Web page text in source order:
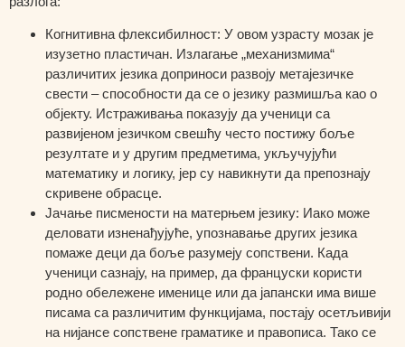
Когнитивна флексибилност: У овом узрасту мозак је
изузетно пластичан. Излагање „механизмима“
различитих језика доприноси развоју метајезичке
свести – способности да се о језику размишља као о
објекту. Истраживања показују да ученици са
развијеном језичком свешћу често постижу боље
резултате и у другим предметима, укључујући
математику и логику, јер су навикнути да препознају
скривене обрасце.
Јачање писмености на матерњем језику: Иако може
деловати изненађујуће, упознавање других језика
помаже деци да боље разумеју сопствени. Када
ученици сазнају, на пример, да француски користи
родно обележене именице или да јапански има више
писама са различитим функцијама, постају осетљивији
на нијансе сопствене граматике и правописа. Тако се